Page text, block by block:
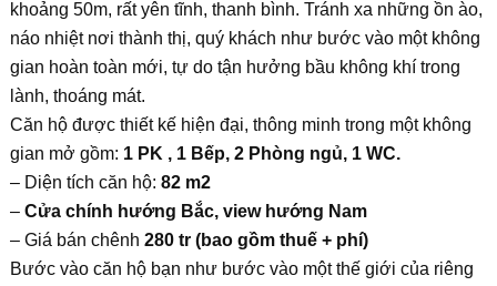
khoảng 50m, rất yên tĩnh, thanh bình. Tránh xa những ồn ào,
náo nhiệt nơi thành thị, quý khách như bước vào một không
gian hoàn toàn mới, tự do tận hưởng bầu không khí trong
lành, thoáng mát.
Căn hộ được thiết kế hiện đại, thông minh trong một không
gian mở gồm: 1 PK , 1 Bếp, 2 Phòng ngủ, 1 WC.
– Diện tích căn hộ: 82 m2
– Cửa chính hướng Bắc, view hướng Nam
– Giá bán chênh 280 tr (bao gồm thuế + phí)
Bước vào căn hộ bạn như bước vào một thế giới của riêng